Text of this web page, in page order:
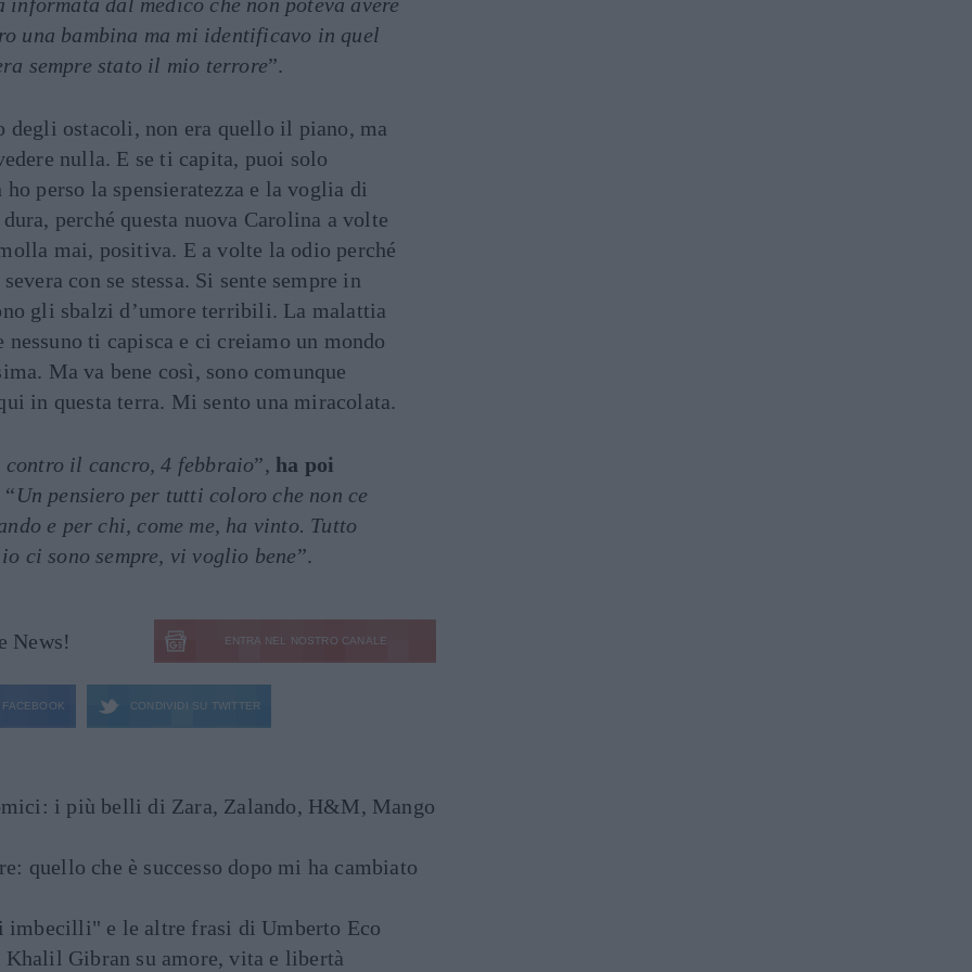
una bambina ma mi identificavo in quel
sempre stato il mio terrore”.
degli ostacoli, non era quello il piano, ma
nulla. E se ti capita, puoi solo
perso la spensieratezza e la voglia di
perché questa nuova Carolina a volte
mai, positiva. E a volte la odio perché
con se stessa. Si sente sempre in
gli sbalzi d’umore terribili. La malattia
ti capisca e ci creiamo un mondo
Ma va bene così, sono comunque
in questa terra. Mi sento una miracolata.
il cancro, 4 febbraio”, ha poi
“Un pensiero per tutti coloro che non ce
e per chi, come me, ha vinto. Tutto
ci sono sempre, vi voglio bene”.
News! ENTRA NEL NOSTRO CANALE
FACEBOOK CONDIVIDI SU TWITTER
i più belli di Zara, Zalando, H&M, Mango
quello che è successo dopo mi ha cambiato
e le altre frasi di Umberto Eco
Gibran su amore, vita e libertà